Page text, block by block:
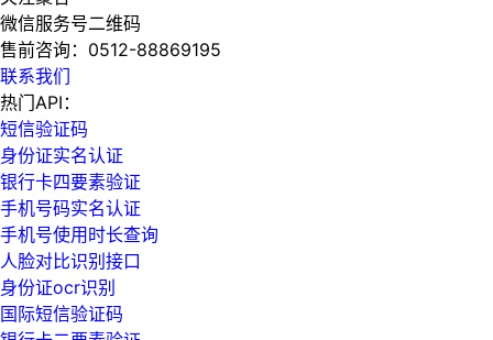
微信服务号二维码
售前咨询： 0512-88869195
联系我们
热门API：
短信验证码
身份证实名认证
银行卡四要素验证
手机号码实名认证
手机号使用时长查询
人脸对比识别接口
身份证ocr识别
国际短信验证码